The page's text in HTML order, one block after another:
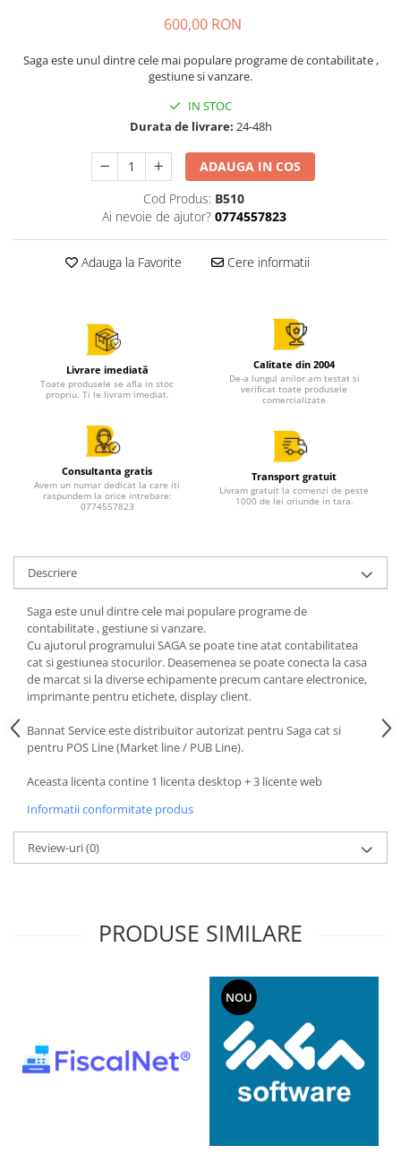
600,00 RON
Saga este unul dintre cele mai populare programe de contabilitate ,
gestiune si vanzare.
IN STOC
Durata de livrare: 24-48h
ADAUGA IN COS
Cod Produs: B510
Ai nevoie de ajutor? 0774557823
Adauga la Favorite Cere informatii
Livrare imediată
Toate produsele se afla in stoc
propriu. Ti le livram imediat.
Calitate din 2004
De-a lungul anilor am testat si
verificat toate produsele
comercializate
Consultanta gratis
Avem un numar dedicat la care iti
raspundem la orice intrebare:
0774557823
Transport gratuit
Livram gratuit la comenzi de peste
1000 de lei oriunde in tara.
Descriere
Saga este unul dintre cele mai populare programe de
contabilitate , gestiune si vanzare.
Cu ajutorul programului SAGA se poate tine atat contabilitatea
cat si gestiunea stocurilor. Deasemenea se poate conecta la casa
de marcat si la diverse echipamente precum cantare electronice,
imprimante pentru etichete, display client.
Bannat Service este distribuitor autorizat pentru Saga cat si
pentru POS Line (Market line / PUB Line).
Aceasta licenta contine 1 licenta desktop + 3 licente web
Informatii conformitate produs
Review-uri(0)
PRODUSE SIMILARE
NOU